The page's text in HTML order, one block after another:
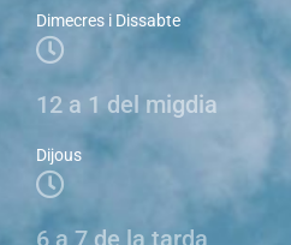
Dimecres i Dissabte
12 a 1 del migdia
Dijous
6 a 7 de la tarda